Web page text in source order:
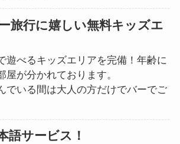
旅行に嬉しい無料キッズエ
遊べるキッズエリアを完備！年齢に
屋が分かれております。
でいる間は大人の方だけでバーでご
語サービス！